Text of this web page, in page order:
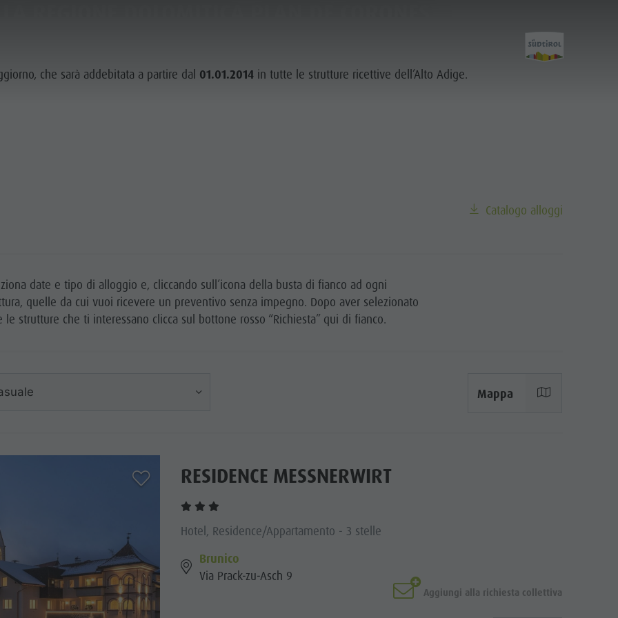
DE CORONES
Mobilità locale
Richiesta cataloghi
che sarà addebitata a partire dal 01.01.2014in tutte le strutture ricettive dell’Alto Adige.
Catalogo alloggi
date e tipo di alloggio e, cliccando sull’icona della busta di fianco ad ogni
quelle da cui vuoi ricevere un preventivo senza impegno. Dopo aver selezionato
le strutture che ti interessano clicca sul bottone rosso “Richiesta” qui di fianco.
Mappa
aria.add_to_watchlistRESIDENCE MESSNERWIRT
Hotel, Residence/Appartamento - 3 stelle
Brunico
Via Prack-zu-Asch 9
Aggiungi alla richiesta collettiva